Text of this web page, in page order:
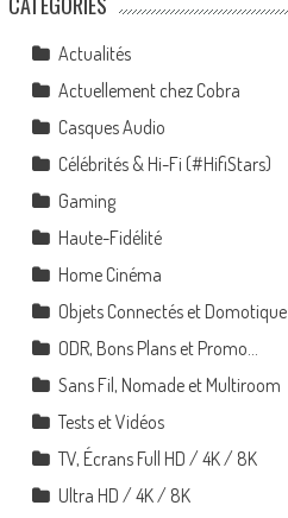
Actualités
Actuellement chez Cobra
Casques Audio
Célébrités & Hi-Fi (#HifiStars)
Gaming
Haute-Fidélité
Home Cinéma
Objets Connectés et Domotique
ODR, Bons Plans et Promo…
Sans Fil, Nomade et Multiroom
Tests et Vidéos
TV, Écrans Full HD / 4K / 8K
Ultra HD / 4K / 8K